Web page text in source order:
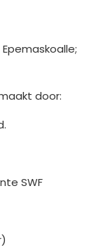
door:
SWF